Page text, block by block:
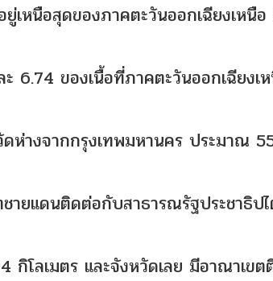
เหนือสุดของภาคตะวันออกเฉียงเห
6.74 ของเนื้อที่ภาคตะวันออกเฉีย
ห่างจากกรุงเทพมหานคร ประมาณ
ายแดนติดต่อกับสาธารณรัฐประชาธิป
กิโลเมตร และจังหวัดเลย มีอาณาเข